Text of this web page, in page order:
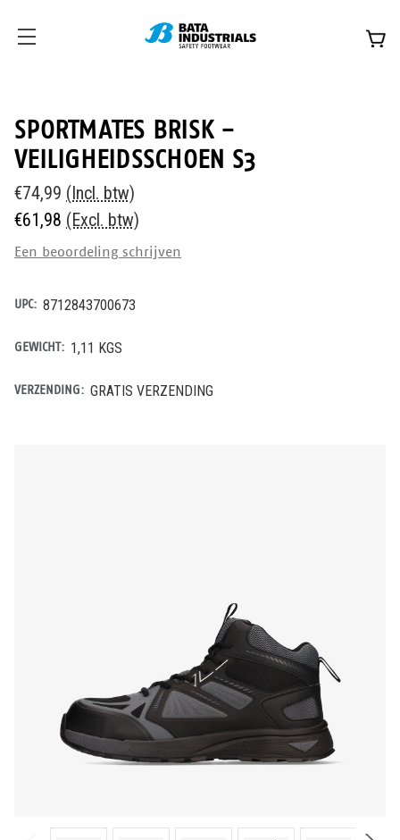
SPORTMATES BRISK -
VEILIGHEIDSSCHOEN S3
€74,99 (Incl. btw)
€61,98 (Excl. btw)
Een beoordeling schrijven
UPC: 8712843700673
GEWICHT: 1,11 KGS
VERZENDING: GRATIS VERZENDING